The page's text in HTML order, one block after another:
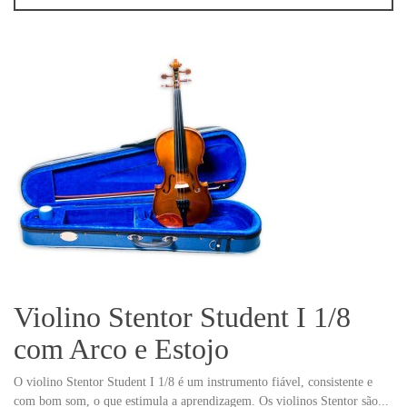
Violino Stentor Student I 1/8
com Arco e Estojo
O violino Stentor Student I 1/8 é um instrumento fiável, consistente e
com bom som, o que estimula a aprendizagem. Os violinos Stentor são...